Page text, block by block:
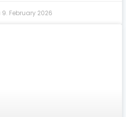
9. February 2026